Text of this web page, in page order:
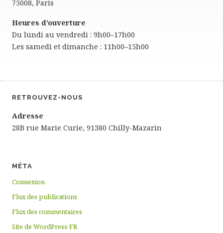
75008, Paris
Heures d’ouverture
Du lundi au vendredi : 9h00–17h00
Les samedi et dimanche : 11h00–15h00
RETROUVEZ-NOUS
Adresse
28B rue Marie Curie, 91380 Chilly-Mazarin
MÉTA
Connexion
Flux des publications
Flux des commentaires
Site de WordPress-FR